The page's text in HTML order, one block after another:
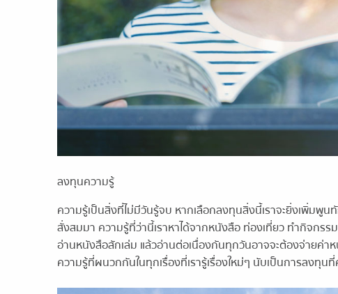
ลงทุนความรู้
ความรู้เป็นสิ่งที่ไม่มีวันรู้จบ หากเลือกลงทุนสิ่งนี้เราจะยิ่งเพิ่มพูน
สั่งสมมา ความรู้ที่ว่านี้เราหาได้จากหนังสือ ท่องเที่ยว ทำกิจกรร
อ่านหนังสือสักเล่ม แล้วอ่านต่อเนื่องกันทุกวันอาจจะต้องจ่ายค่า
ความรู้ที่ผนวกกันในทุกเรื่องที่เรารู้เรื่องใหม่ๆ นับเป็นการลงทุน